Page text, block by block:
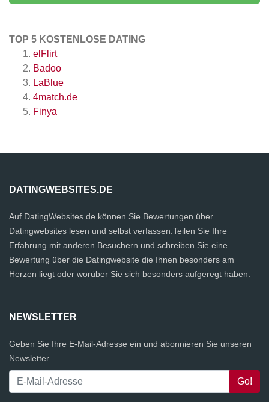
TOP 5 KOSTENLOSE DATING
elFlirt
Badoo
LaBlue
4match.de
Finya
DATINGWEBSITES.DE
Auf DatingWebsites.de können Sie Bewertungen über
Datingwebsites lesen und selbst verfassen.Teilen Sie Ihre
Erfahrung mit anderen Besuchern und schreiben Sie eine
Bewertung über die Datingwebsite die Ihnen besonders am
Herzen liegt oder worüber Sie sich besonders aufgeregt haben.
NEWSLETTER
Geben Sie Ihre E-Mail-Adresse ein und abonnieren Sie unseren
Newsletter.